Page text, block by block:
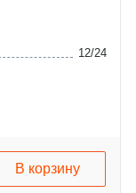
12/24
В корзину